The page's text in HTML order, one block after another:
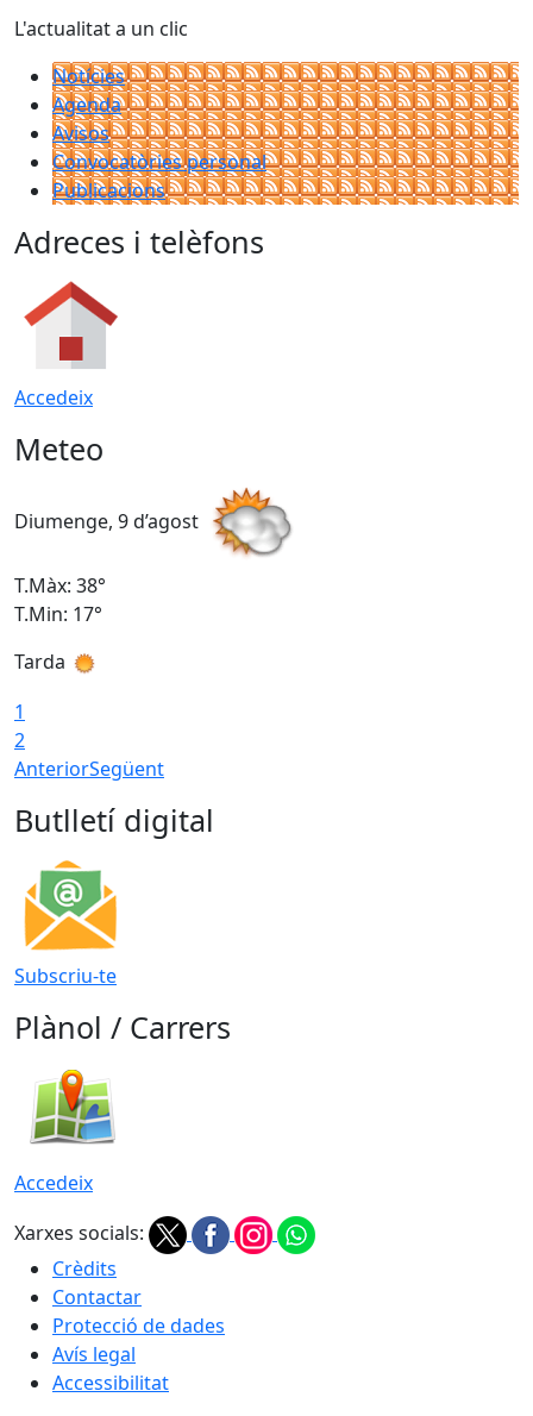
L'actualitat a un clic
Notícies
Agenda
Avisos
Convocatòries personal
Publicacions
Adreces i telèfons
Accedeix
Meteo
Diumenge, 9 d’agost
T.Màx: 38°
T.Min: 17°
Tarda
1
2
AnteriorSegüent
Butlletí digital
Subscriu-te
Plànol / Carrers
Accedeix
Xarxes socials:
Crèdits
Contactar
Protecció de dades
Avís legal
Accessibilitat